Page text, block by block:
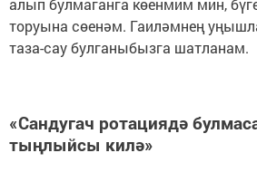
алып булмаганга көенмим мин,
торуына сөенәм. Гаиләмнең
таза-сау булганыбызга шатланам.
«Сандугач ротациядә
тыңлыйсы килә»